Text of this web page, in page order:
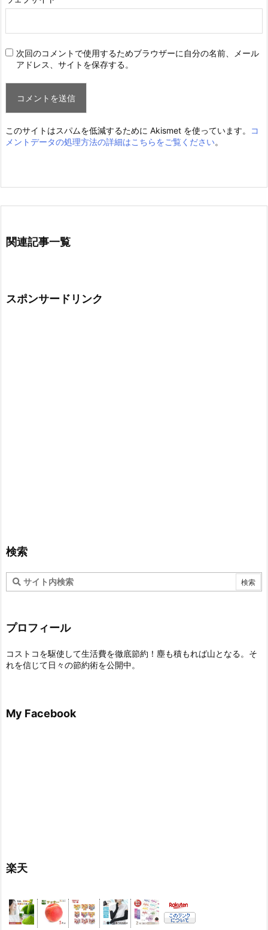
次回のコメントで使用するためブラウザーに自分の名前、メール
アドレス、サイトを保存する。
このサイトはスパムを低減するために Akismet を使っています。
コ
メントデータの処理方法の詳細はこちらをご覧ください。
関連記事一覧
スポンサードリンク
検索
プロフィール
コストコを駆使して生活費を徹底節約！塵も積もれば山となる。そ
れを信じて日々の節約術を公開中。
My Facebook
楽天